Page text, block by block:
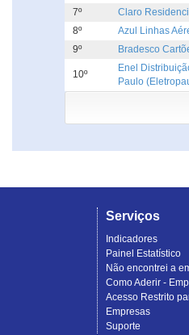
7º
Claro
8º
Azul Linhas
9º
Bradesco
10º
Enel
Paulo
Serviços
Indicadores
Painel Estatístico
Não encontrei a
Como Aderir -
Acesso Restrito
Empresas
Suporte